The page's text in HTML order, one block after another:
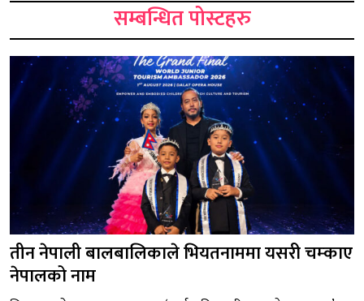
सम्बन्धित पोस्टहरु
तीन नेपाली बालबालिकाले भियतनाममा यसरी चम्काए
नेपालको नाम